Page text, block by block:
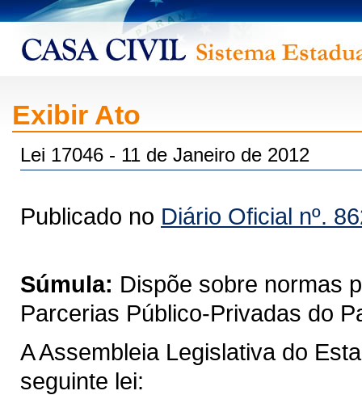
Exibir Ato
Lei 17046 - 11 de Janeiro de 2012
Publicado no Diário Oficial nº.
Súmula: Dispõe sobre normas
Parcerias Público-Privadas do
A Assembleia Legislativa do
seguinte lei: